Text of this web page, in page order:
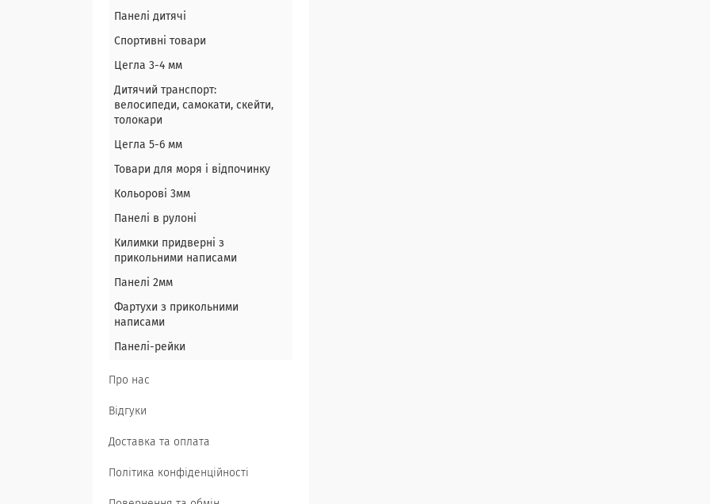
Панелі дитячі
Спортивні товари
Цегла 3-4 мм
Дитячий транспорт:
велосипеди, самокати, скейти,
толокари
Цегла 5-6 мм
Товари для моря і відпочинку
Кольорові 3мм
Панелі в рулоні
Килимки придверні з
прикольними написами
Панелі 2мм
Фартухи з прикольними
написами
Панелі-рейки
Про нас
Відгуки
Доставка та оплата
Політика конфіденційності